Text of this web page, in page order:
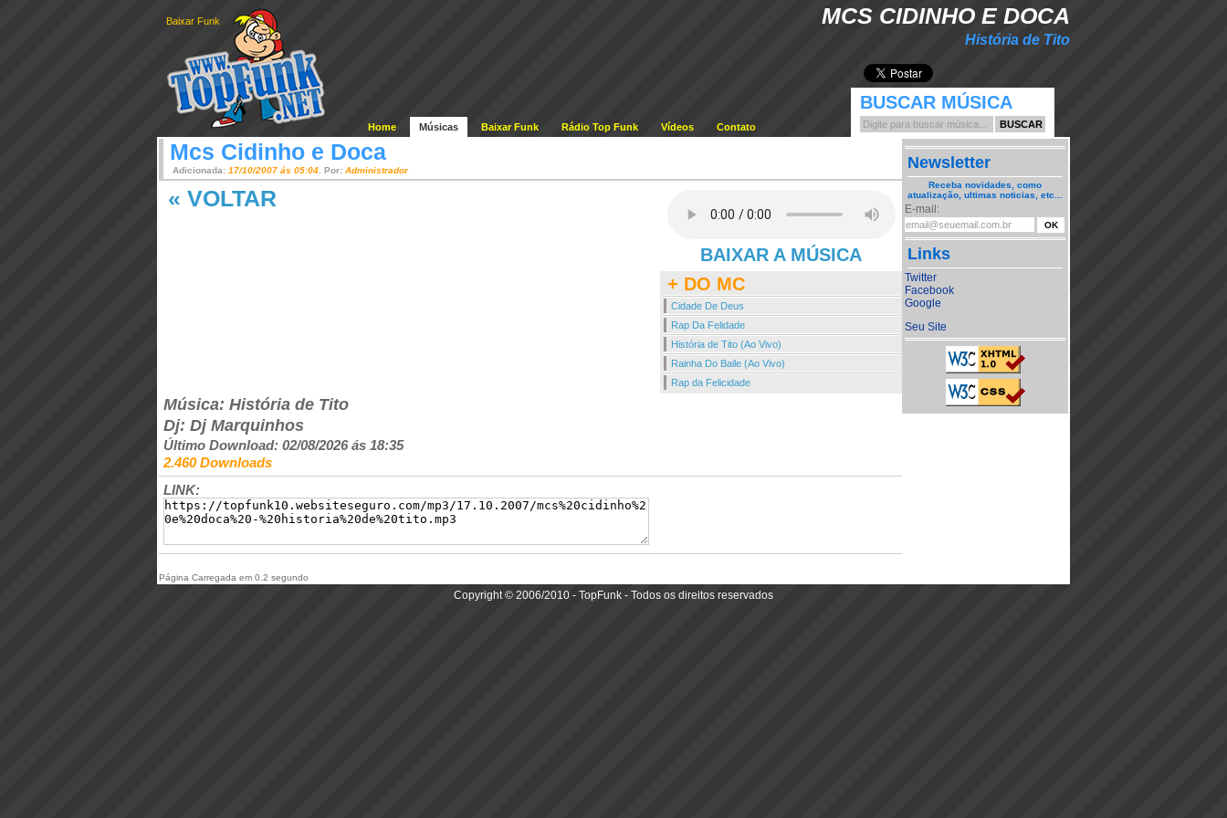
MCS CIDINHO E DOCA
História de Tito
Baixar Funk
Home Músicas Baixar Funk Rádio Top Funk Vídeos Contato
BUSCAR MÚSICA
Mcs Cidinho e Doca
Adicionada: 17/10/2007 ás 05:04 . Por: Administrador
BAIXAR A MÚSICA
+ DO MC
Cidade De Deus
Rap Da Felidade
História de Tito (Ao Vivo)
Rainha Do Baile (Ao Vivo)
Rap da Felicidade
« VOLTAR
Música: História de Tito
Dj: Dj Marquinhos
Último Download: 02/08/2026 ás 18:35
2.460 Downloads
LINK:
Newsletter
Receba novidades, como
atualização, ultimas noticias, etc...
E-mail:
Links
Twitter
Facebook
Google
Seu Site
Página Carregada em 0.2 segundo
Copyright © 2006/2010 - TopFunk - Todos os direitos reservados